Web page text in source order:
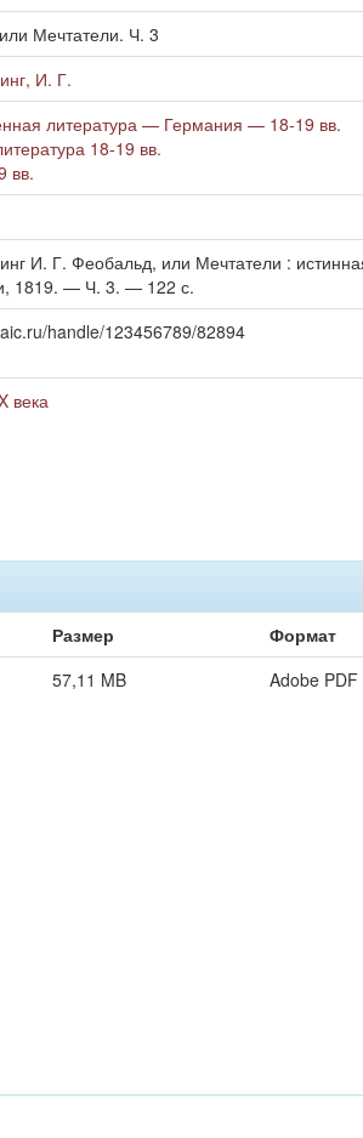
Мечтатели. Ч. 3
И. Г.
литература — Германия — 18-19 вв.
18-19 вв.
вв.
И. Г. Феобальд, или Мечтатели :
1819. — Ч. 3. — 122 с.
handle/123456789/82894
века
Размер
Формат
57,11 MB Adobe PDF